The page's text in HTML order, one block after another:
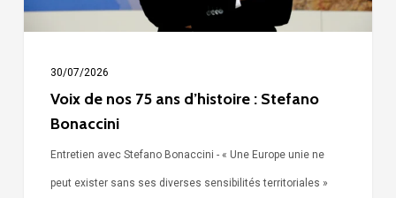
Stefano
30/07/2026
Voix de nos 75 ans d’histoire : Stefano
Bonaccini
Entretien avec Stefano Bonaccini - « Une Europe unie ne
peut exister sans ses diverses sensibilités territoriales »